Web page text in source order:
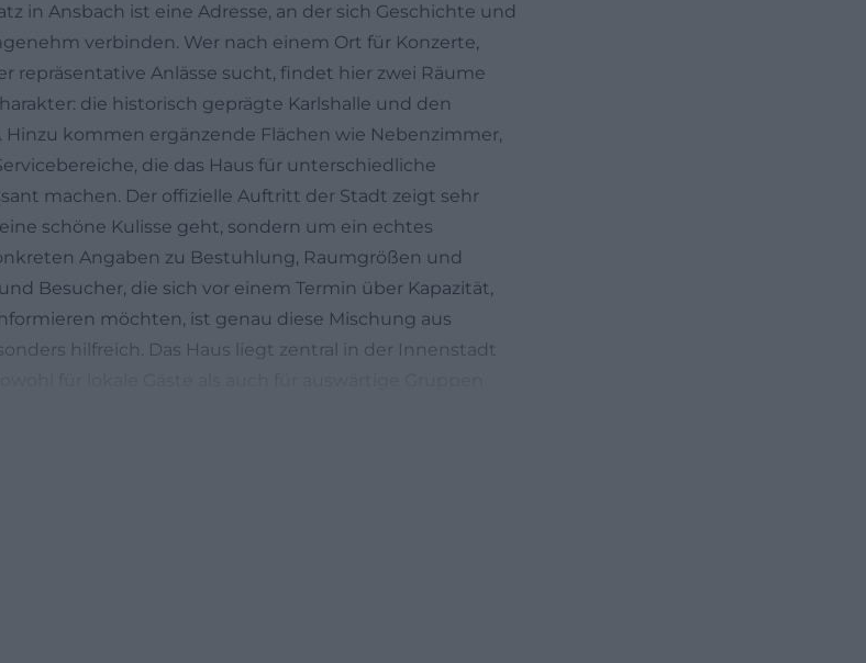
in Ansbach ist eine Adresse, an der sich Geschichte und
verbinden. Wer nach einem Ort für Konzerte,
repräsentative Anlässe sucht, findet hier zwei Räume
die historisch geprägte Karlshalle und den
kommen ergänzende Flächen wie Nebenzimmer,
die das Haus für unterschiedliche
machen. Der offizielle Auftritt der Stadt zeigt sehr
schöne Kulisse geht, sondern um ein echtes
Angaben zu Bestuhlung, Raumgrößen und
Besucher, die sich vor einem Termin über Kapazität,
möchten, ist genau diese Mischung aus
hilfreich. Das Haus liegt zentral in der Innenstadt
für Atmosphäre, historische Wirkung und eine Bühne